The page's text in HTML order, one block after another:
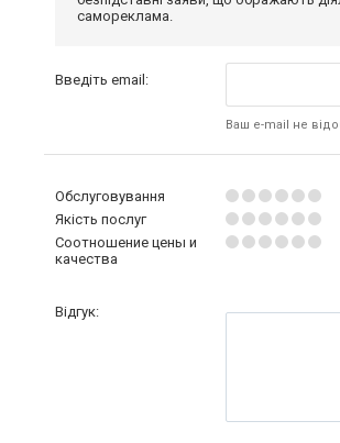
самореклама.
Введіть email:
Ваш e-mail не
Обслуговування
Якість послуг
Соотношение цены и
качества
Відгук: